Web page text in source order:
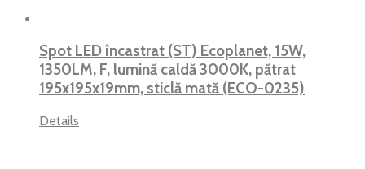
Spot LED încastrat (ST) Ecoplanet, 15W,
1350LM, F, lumină caldă 3000K, pătrat
195x195x19mm, sticlă mată (ECO-0235)
Details